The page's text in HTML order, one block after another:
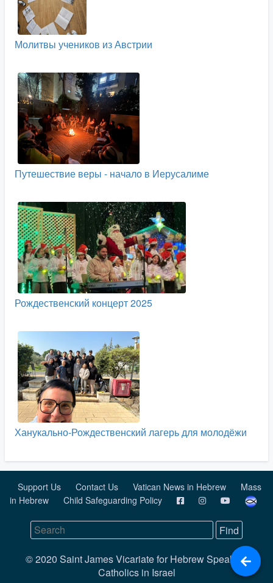
Молитвы учеников из Австрии
Путешествие веры - начало в Иерусалиме
Рождественский концерт 2025
Ханукально-Рождественский лагерь для молодёжи
Support Us Contact Us Vatican News in Hebrew
Mass
in Hebrew
Child Safeguarding Policy
© 2020 Saint James Vicariate for Hebrew Speaking
Catholics in Israel